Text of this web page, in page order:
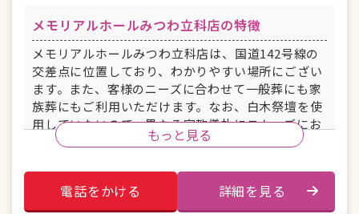
メモリアルホールみつわ立科店の特徴
メモリアルホールみつわ立科店は、国道142号線の
交差点に位置しており、わかりやすい場所にござい
ます。また、客様のニーズに合わせて一般葬にも家
族葬にもご利用いただけます。なお、白木祭壇を使
用していないので、異なる宗教儀礼にスムーズにお
応えできます。
駐車場あり
安置室
もっと見る
電話をかける 詳細を見る